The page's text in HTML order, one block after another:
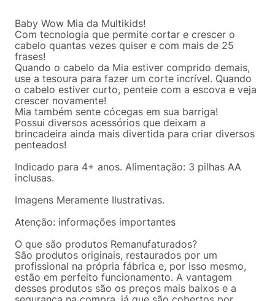
Baby Wow Mia da Multikids!
Com tecnologia que permite cortar e crescer o
cabelo quantas vezes quiser e com mais de 25
frases!
Quando o cabelo da Mia estiver comprido demais,
use a tesoura para fazer um corte incrível. Quando
o cabelo estiver curto, penteie com a escova e veja
crescer novamente!
Mia também sente cócegas em sua barriga!
Possui diversos acessórios que deixam a
brincadeira ainda mais divertida para criar diversos
penteados!
Indicado para 4+ anos. Alimentação: 3 pilhas AA
inclusas.
Imagens Meramente Ilustrativas.
Atenção: informações importantes
O que são produtos Remanufaturados?
São produtos originais, restaurados por um
profissional na própria fábrica e, por isso mesmo,
estão em perfeito funcionamento. A vantagem
desses produtos são os preços mais baixos e a